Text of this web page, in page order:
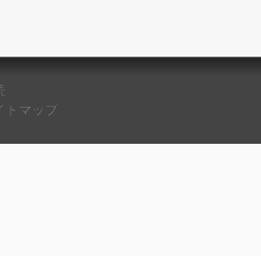
トマップ